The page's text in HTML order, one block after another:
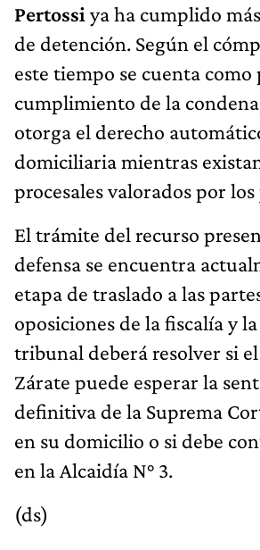
Pertossi ya ha cumplido
de detención. Según el
este tiempo se cuenta como
cumplimiento de la
otorga el derecho
domiciliaria mientras
procesales valorados por los
El trámite del recurso
defensa se encuentra
etapa de traslado a las
oposiciones de la fiscalía y
tribunal deberá resolver si
Zárate puede esperar la
definitiva de la Suprema
en su domicilio o si debe
en la Alcaidía N° 3.
(ds)